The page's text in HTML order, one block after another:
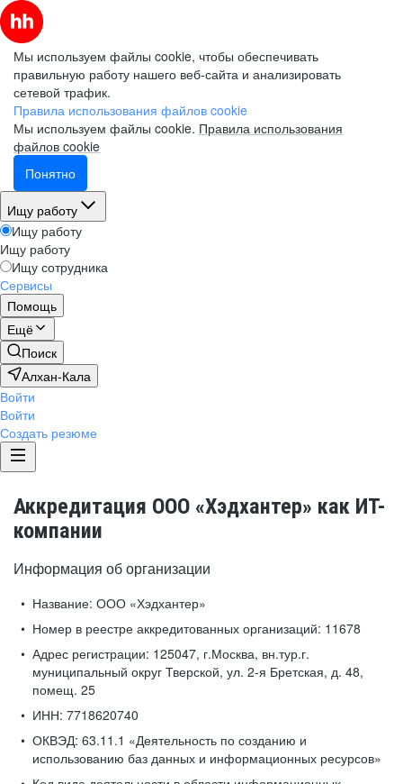
Мы используем файлы cookie, чтобы обеспечивать
правильную работу нашего веб-сайта и анализировать
сетевой трафик.
Правила использования файлов cookie
Мы используем файлы cookie. Правила использования
файлов cookie
Понятно
Ищу работу
Ищу работу
Ищу работу
Ищу сотрудника
Сервисы
Помощь
Ещё
Поиск
Алхан-Кала
Войти
Войти
Создать резюме
Аккредитация ООО «Хэдхантер» как ИТ-
компании
Информация об организации
Название: ООО «Хэдхантер»
Номер в реестре аккредитованных организаций: 11678
Адрес регистрации: 125047, г.Москва, вн.тур.г.
муниципальный округ Тверской, ул. 2-я Бретская, д. 48,
помещ. 25
ИНН: 7718620740
ОКВЭД: 63.11.1 «Деятельность по созданию и
использованию баз данных и информационных ресурсов»